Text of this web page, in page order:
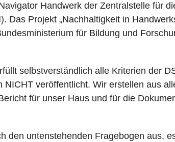
Handwerk der Zentralstelle für
Das Projekt „Nachhaltigkeit in
für Bildung und
selbstverständlich alle Kriterien der
NICHT veröffentlicht. Wir erstellen aus
für unser Haus und für die
den untenstehenden Fragebogen aus,